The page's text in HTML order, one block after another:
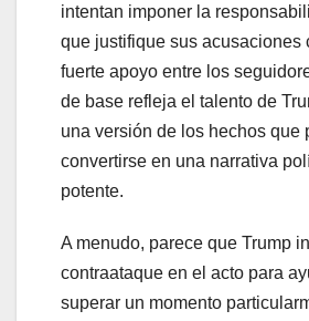
intentan imponer la
que justifique sus acusaciones
fuerte apoyo entre los
de base refleja el talento de
una versión de los hechos que
convertirse en una narrativa
potente.
A menudo, parece que Trump
contraataque en el acto para
superar un momento